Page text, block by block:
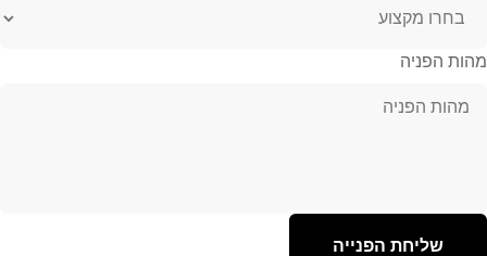
מהות הפניה
שליחת הפנייה